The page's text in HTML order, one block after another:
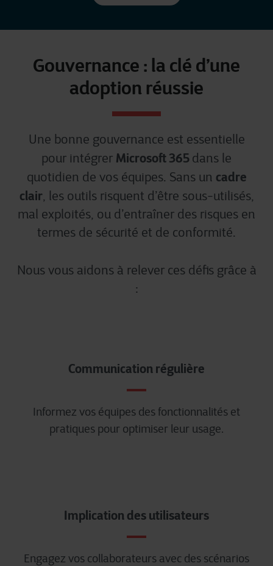
Gouvernance : la clé d’une
adoption réussie
Une bonne gouvernance est essentielle
pour intégrer Microsoft 365 dans le
quotidien de vos équipes. Sans un cadre
clair, les outils risquent d’être sous-utilisés,
mal exploités, ou d’entraîner des risques en
termes de sécurité et de conformité.
Nous vous aidons à relever ces défis grâce à
:
Communication régulière
Informez vos équipes des fonctionnalités et
pratiques pour optimiser leur usage.
Implication des utilisateurs
Engagez vos collaborateurs avec des scénarios